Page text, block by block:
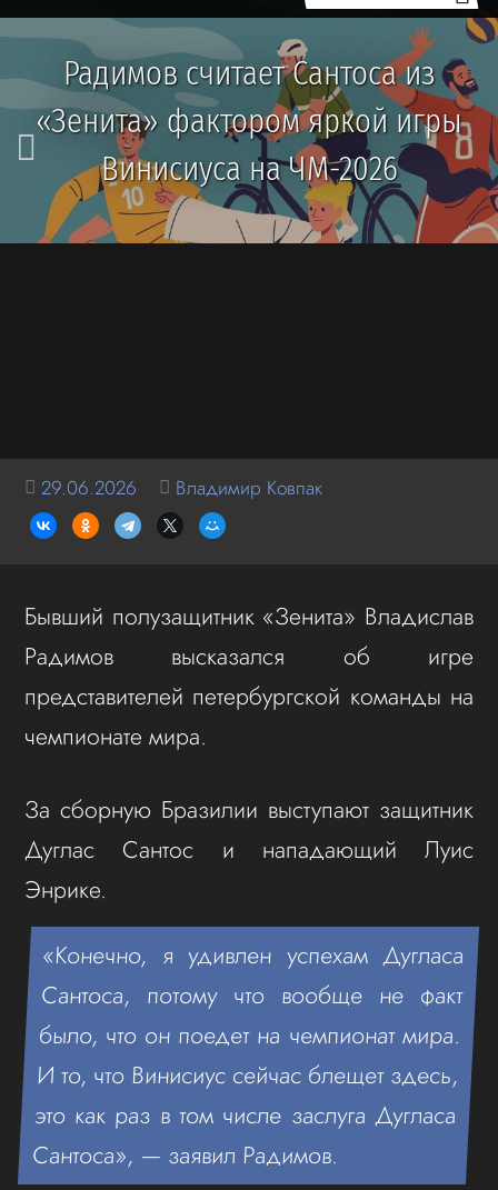
Радимов считает Сантоса из
«Зенита» фактором яркой игры
Винисиуса на ЧМ-2026
29.06.2026 Владимир Ковпак
Бывший полузащитник «Зенита» Владислав
Радимов высказался об игре
представителей петербургской команды на
чемпионате мира.
За сборную Бразилии выступают защитник
Дуглас Сантос и нападающий Луис
Энрике.
«Конечно, я удивлен успехам Дугласа
Сантоса, потому что вообще не факт
было, что он поедет на чемпионат мира.
И то, что Винисиус сейчас блещет здесь,
это как раз в том числе заслуга Дугласа
Сантоса», — заявил Радимов.